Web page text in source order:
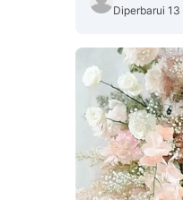
Diperbarui 13